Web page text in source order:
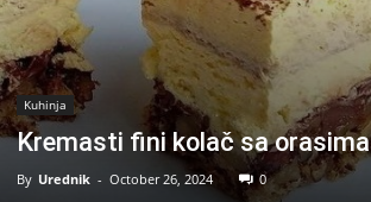
Kuhinja
Kremasti fini kolač sa orasima
By Urednik - October 26, 2024 0